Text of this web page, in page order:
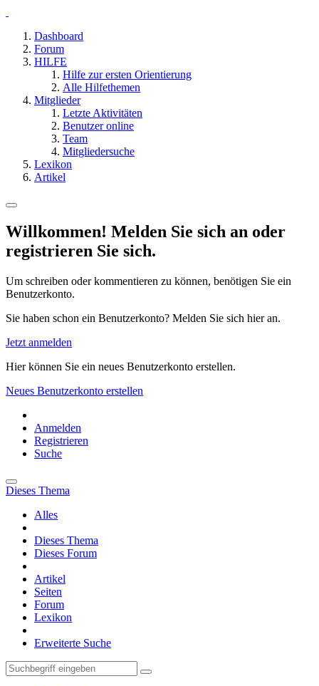
Dashboard
Forum
HILFE
Hilfe zur ersten Orientierung
Alle Hilfethemen
Mitglieder
Letzte Aktivitäten
Benutzer online
Team
Mitgliedersuche
Lexikon
Artikel
Willkommen! Melden Sie sich an oder
registrieren Sie sich.
Um schreiben oder kommentieren zu können, benötigen Sie ein
Benutzerkonto.
Sie haben schon ein Benutzerkonto? Melden Sie sich hier an.
Jetzt anmelden
Hier können Sie ein neues Benutzerkonto erstellen.
Neues Benutzerkonto erstellen
Anmelden
Registrieren
Suche
Dieses Thema
Alles
Dieses Thema
Dieses Forum
Artikel
Seiten
Forum
Lexikon
Erweiterte Suche